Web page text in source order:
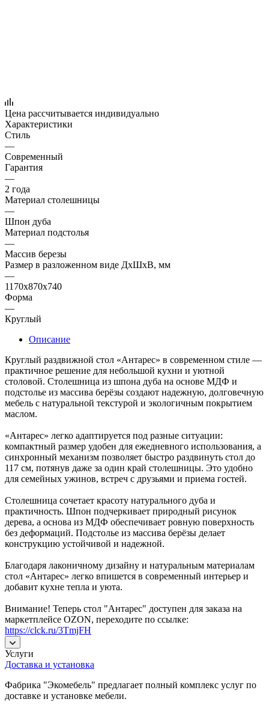
Цена рассчитывается индивидуально
Характеристики
Стиль
—
Современный
Гарантия
—
2 года
Материал столешницы
—
Шпон дуба
Материал подстолья
—
Массив березы
Размер в разложенном виде ДхШхВ, мм
—
1170х870х740
Форма
—
Круглый
Описание
Круглый раздвижной стол «Антарес» в современном стиле —
практичное решение для небольшой кухни и уютной
столовой. Столешница из шпона дуба на основе МДФ и
подстолье из массива берёзы создают надежную, долговечную
мебель с натуральной текстурой и экологичным покрытием
маслом.
«Антарес» легко адаптируется под разные ситуации:
компактный размер удобен для ежедневного использования, а
синхронный механизм позволяет быстро раздвинуть стол до
117 см, потянув даже за один край столешницы. Это удобно
для семейных ужинов, встреч с друзьями и приема гостей.
Столешница сочетает красоту натурального дуба и
практичность. Шпон подчеркивает природный рисунок
дерева, а основа из МДФ обеспечивает ровную поверхность
без деформаций. Подстолье из массива берёзы делает
конструкцию устойчивой и надежной.
Благодаря лаконичному дизайну и натуральным материалам
стол «Антарес» легко впишется в современный интерьер и
добавит кухне тепла и уюта.
Внимание! Теперь стол "Антарес" доступен для заказа на
маркетплейсе OZON, переходите по ссылке:
https://clck.ru/3TmjFH
Услуги
Доставка и установка
Фабрика "Экомебель" предлагает полный комплекс услуг по
доставке и установке мебели.